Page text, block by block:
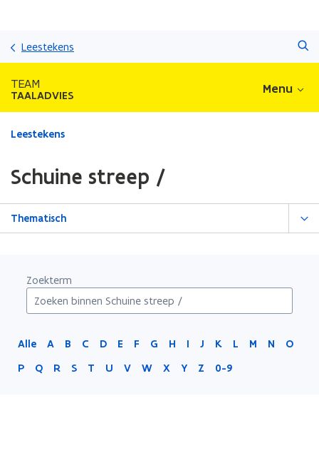
Leestekens
TEAM
TAALADVIES Menu
Gedaan
zich
op:
Schuine
Leestekens
Schuine streep /
Thematisch
Zoekterm
Alle A B C D E F G H I J K L M N
O
P
Q R S T U V W X Y Z 0-9